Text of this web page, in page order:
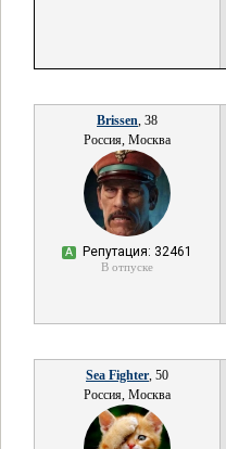
Brissen, 38
Россия, Москва
А Репутация: 32461
В отпуске
Sea Fighter, 50
Россия, Москва